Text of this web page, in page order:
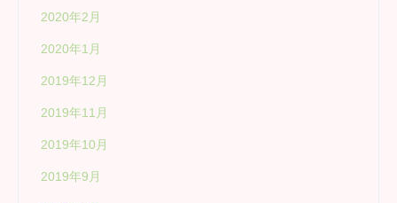
2020年2月
2020年1月
2019年12月
2019年11月
2019年10月
2019年9月